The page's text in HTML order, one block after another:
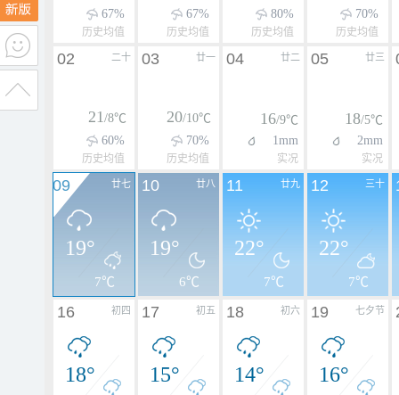
67%
历史均值
67%
历史均值
80%
历史均值
70%
历史均值
二十
02
21/8℃
60%
历史均值
廿一
03
20/10℃
70%
历史均值
廿二
04
16/9℃
1mm
实况
廿三
05
18/5℃
2mm
实况
廿七
09
19°
7℃
廿八
10
19°
6℃
廿九
11
22°
7℃
三十
12
22°
7℃
初四
16
18°
初五
17
15°
初六
18
14°
七夕节
19
16°